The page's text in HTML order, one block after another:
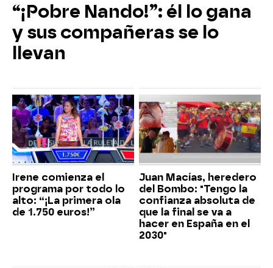
“¡Pobre Nando!”: él lo gana
y sus compañeras se lo
llevan
Irene comienza el
programa por todo lo
alto: “¡La primera ola
de 1.750 euros!”
Juan Macías, heredero
del Bombo: "Tengo la
confianza absoluta de
que la final se va a
hacer en España en el
2030"